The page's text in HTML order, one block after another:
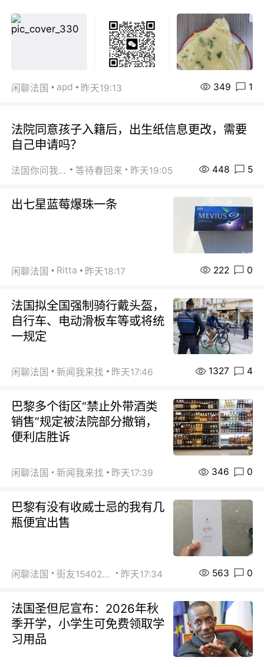
闲聊法国 apd 昨天19:13 349 1
法院同意孩子入籍后，出生纸信息更改，需要
自己申请吗？
法国你问我答 等待春回来 昨天19:05 448 5
出七星蓝莓爆珠一条
闲聊法国 Ritta 昨天18:17 222 0
法国拟全国强制骑行戴头盔，
自行车、电动滑板车等或将统
一规定
闲聊法国 新闻我来找 昨天17:46 1327 4
巴黎多个街区“禁止外带酒类
销售”规定被法院部分撤销，
便利店胜诉
闲聊法国 新闻我来找 昨天17:39 346 0
巴黎有没有收威士忌的我有几
瓶便宜出售
闲聊法国 街友15402223 昨天17:34 563 0
法国圣但尼宣布：2026年秋
季开学，小学生可免费领取学
习用品